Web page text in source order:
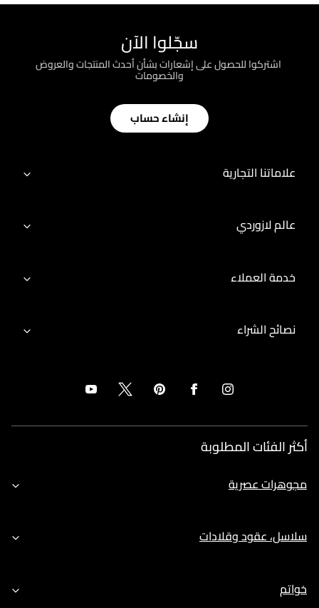
سجّلوا الآن
؜ اشتركوا للحصول على إشعارات بشأن أحدث المنتجات والعروض
والخصومات
إنشاء حساب
علاماتنا التجارية
عالم لازوردي
خدمة العملاء
نصائح الشراء
أكثر الفئات المطلوبة
مجوهرات عصرية
سلاسل، عقود وقلادات
خواتم